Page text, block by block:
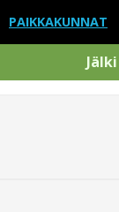
PAIKKAKUNNAT